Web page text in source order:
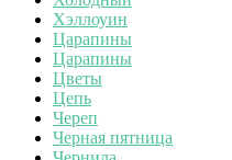
Хэллоуин
Царапины
Царапины
Цветы
Цепь
Череп
Черная пятница